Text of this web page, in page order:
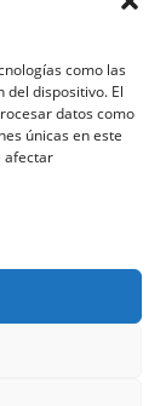
como las
dispositivo. El
datos como
únicas en este
afectar